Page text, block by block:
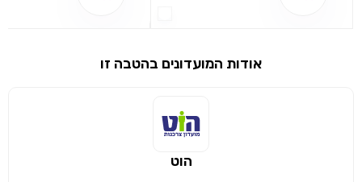
שיתוף
שימו לב!
מימוש הטבה זו ניתן רק לחברי
הבנתי, המשך לאתר
אודות המועדונים בהטבה זו
הוט